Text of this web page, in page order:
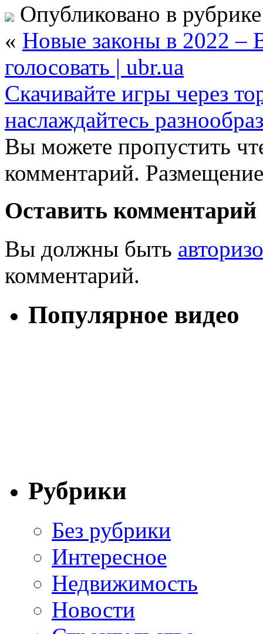
Опубликовано в
« Новые законы в 2022 –
голосовать | ubr.ua
Скачивайте игры через
наслаждайтесь
Вы можете пропустить
комментарий.
Оставить комментарий
Вы должны быть
комментарий.
Популярное видео
Рубрики
Без рубрики
Интересное
Недвижимость
Новости